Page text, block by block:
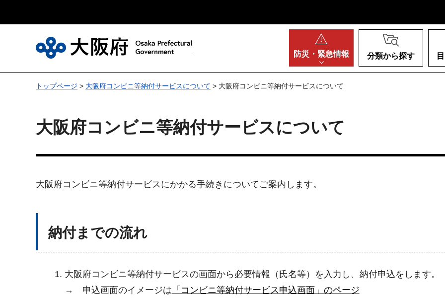
防災・ 緊急情報 分類から探す
トップページ > 大阪府コンビニ等納付サービスについて > 大阪府コンビニ等納付サービスについて
大阪府コンビニ等納付サービスについて
大阪府コンビニ等納付サービスにかかる手続きについてご案内します。
納付までの流れ
大阪府コンビニ等納付サービスの画面から必要情報（氏名等）を入力し、納付申込をします。
→ 申込画面のイメージは 「コンビニ等納付サービス申込画面」のページ